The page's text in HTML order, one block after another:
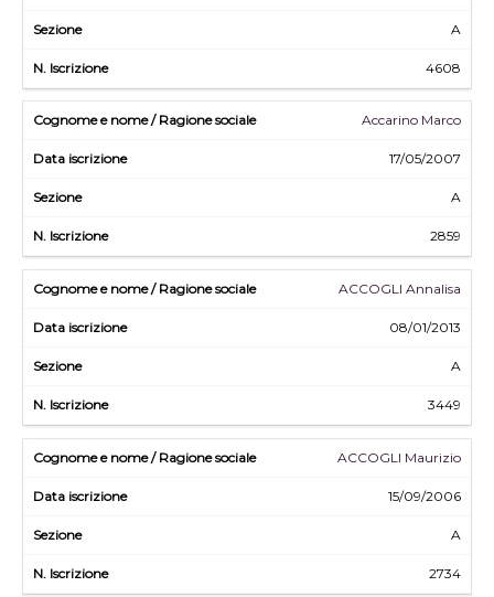
A
4608
Accarino Marco
17/05/2007
A
2859
ACCOGLI Annalisa
08/01/2013
A
3449
ACCOGLI Maurizio
15/09/2006
A
2734